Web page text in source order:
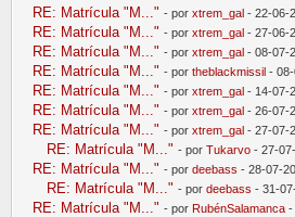
RE: Matrícula "M..." - por xtrem_gal - 22-06-
RE: Matrícula "M..." - por xtrem_gal - 27-06-
RE: Matrícula "M..." - por xtrem_gal - 08-07-
RE: Matrícula "M..." - por theblackmissil -
RE: Matrícula "M..." - por xtrem_gal - 14-07-
RE: Matrícula "M..." - por xtrem_gal - 26-07-
RE: Matrícula "M..." - por xtrem_gal - 27-07-
RE: Matrícula "M..." - por Tukarvo - 27-
RE: Matrícula "M..." - por deebass - 28-07-
RE: Matrícula "M..." - por deebass - 31-
RE: Matrícula "M..." - por RubénSalamanca -